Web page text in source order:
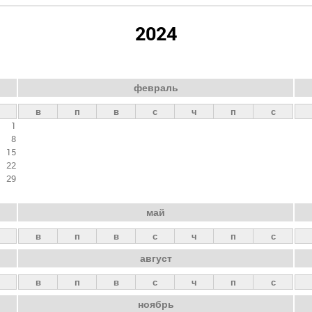
2024
1
8
15
22
29
февраль
в п в с ч п с
май
в п в с ч п с
август
в п в с ч п с
ноябрь